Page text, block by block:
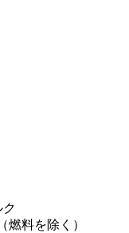
燃料を除く）